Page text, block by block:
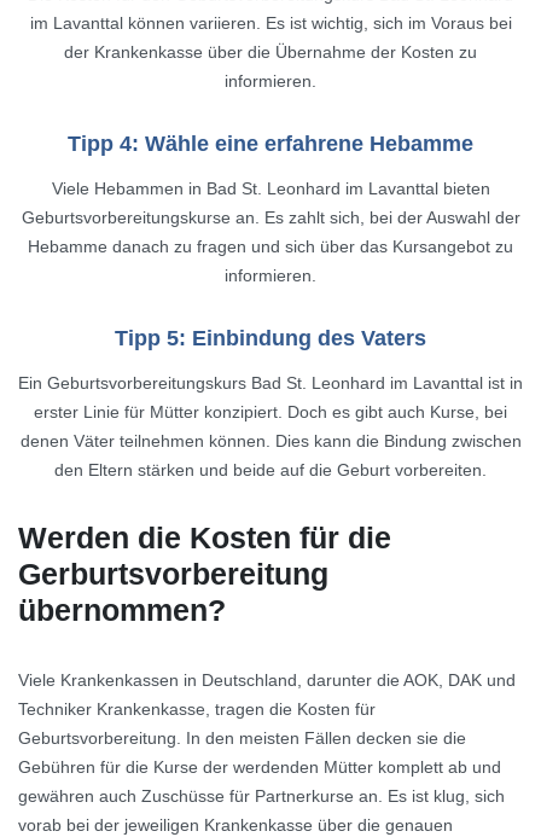
im Lavanttal können variieren. Es ist wichtig, sich im Voraus bei
der Krankenkasse über die Übernahme der Kosten zu
informieren.
Tipp 4: Wähle eine erfahrene Hebamme
Viele Hebammen in Bad St. Leonhard im Lavanttal bieten
Geburtsvorbereitungskurse an. Es zahlt sich, bei der Auswahl der
Hebamme danach zu fragen und sich über das Kursangebot zu
informieren.
Tipp 5: Einbindung des Vaters
Ein Geburtsvorbereitungskurs Bad St. Leonhard im Lavanttal ist in
erster Linie für Mütter konzipiert. Doch es gibt auch Kurse, bei
denen Väter teilnehmen können. Dies kann die Bindung zwischen
den Eltern stärken und beide auf die Geburt vorbereiten.
Werden die Kosten für die
Gerburtsvorbereitung
übernommen?
Viele Krankenkassen in Deutschland, darunter die AOK, DAK und
Techniker Krankenkasse, tragen die Kosten für
Geburtsvorbereitung. In den meisten Fällen decken sie die
Gebühren für die Kurse der werdenden Mütter komplett ab und
gewähren auch Zuschüsse für Partnerkurse an. Es ist klug, sich
vorab bei der jeweiligen Krankenkasse über die genauen